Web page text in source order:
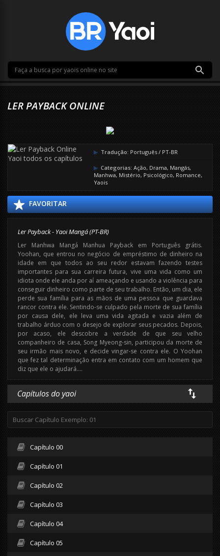
LER PAYBACK ONLINE
Tradução: Português / PT-BR
Categorias: Ação, Drama, Mangás,
Manhwa, Mistério, Psicológico, Romance,
Yaois
FAVORITAR
Ler Payback - Yaoi Mangá (PT-BR)
Ler Manhwa Mangá Manhua Payback em Português grátis.
Yoohan, que entrou no negócio de empréstimo de dinheiro na
idade em que todos ao seu redor estavam fazendo testes
importantes para sua carreira futura, vive uma vida como um
idiota onde ele anda por aí ameaçando e usando a violência para
conseguir dinheiro como parte de seu trabalho. Então, um dia, ele
perde sua família para as mãos de uma pessoa que guardava
rancor contra ele. Sentindo-se culpado pela morte de sua família
por causa dele, ele leva uma vida agitada e vazia além de
trabalho árduo com o desejo de explorar seus pecados. Depois,
por acaso, ele descobre a verdade de que seu velho
companheiro de casa, Song Myeong-sin, participou da morte de
seu irmão mais novo, e decide vingar-se contra ele. O Yoohan
que fez tal determinação entra em contato com um homem que
diz que ele o ajudará….
Capítulos do yaoi
Capítulo 00
Capítulo 01
Capítulo 02
Capítulo 03
Capítulo 04
Capítulo 05